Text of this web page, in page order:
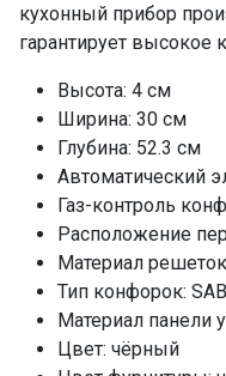
кухонный прибор
гарантирует высокое
Высота: 4 см
Ширина: 30 см
Глубина: 52.3 см
Автоматический
Газ-контроль
Расположение
Материал
Тип конфорок:
Материал панели
Цвет: чёрный